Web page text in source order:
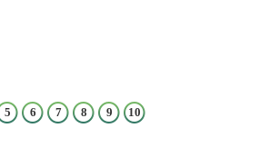
5 6 7 8 9 10